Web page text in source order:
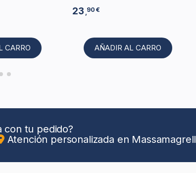
CARRO
23 90 €
AÑADIR AL CARRO
con tu pedido?
Atención personalizada en Massamagrell